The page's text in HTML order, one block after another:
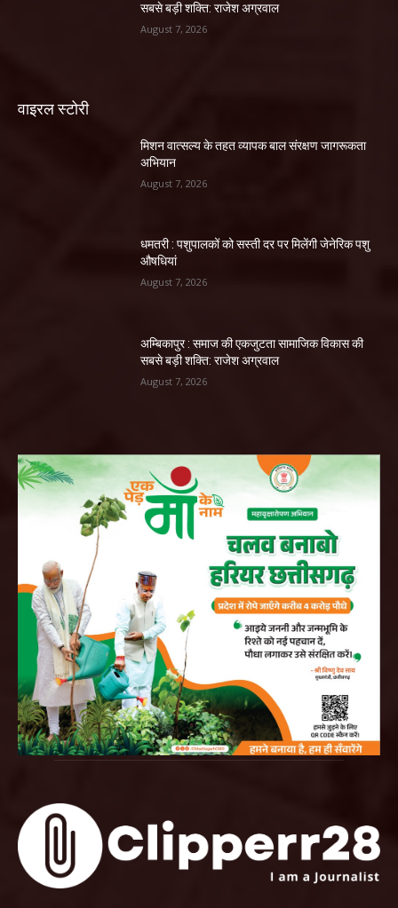
सबसे बड़ी शक्ति: राजेश अग्रवाल
August 7, 2026
वाइरल स्टोरी
मिशन वात्सल्य के तहत व्यापक बाल संरक्षण जागरूकता
अभियान
August 7, 2026
धमतरी : पशुपालकों को सस्ती दर पर मिलेंगी जेनेरिक पशु
औषधियां
August 7, 2026
अम्बिकापुर : समाज की एकजुटता सामाजिक विकास की
सबसे बड़ी शक्ति: राजेश अग्रवाल
August 7, 2026